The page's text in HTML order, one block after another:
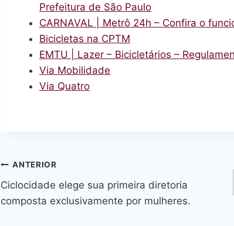
Prefeitura de São Paulo
CARNAVAL | Metrô 24h – Confira o
Bicicletas na CPTM
EMTU | Lazer – Bicicletários –
Via Mobilidade
Via Quatro
Navegação
de
ANTERIOR
Ciclocidade elege sua primeira diretoria
composta exclusivamente por mulheres.